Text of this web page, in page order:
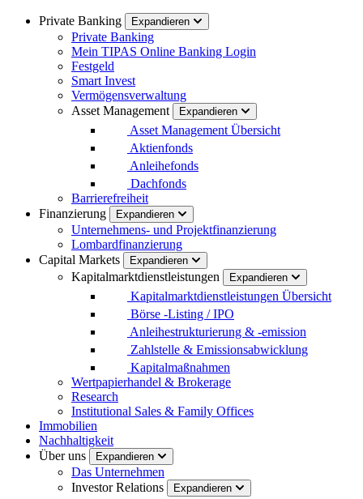
Private Banking Expandieren
Private Banking
Mein TIPAS Online Banking Login
Festgeld
Smart Invest
Vermögensverwaltung
Asset Management
Expandieren
Asset Management Übersicht
Aktienfonds
Anleihefonds
Dachfonds
Barrierefreiheit
Finanzierung
Expandieren
Unternehmens- und Projektfinanzierung
Lombardfinanzierung
Capital Markets
Expandieren
Kapitalmarktdienstleistungen Expandieren
Kapitalmarktdienstleistungen Übersicht
Börse -Listing / IPO
Anleihestrukturierung & -emission
Zahlstelle & Emissionsabwicklung
Kapitalmaßnahmen
Wertpapierhandel & Brokerage
Research
Institutional Sales & Family Offices
Immobilien
Nachhaltigkeit
Über uns
Expandieren
Das Unternehmen
Investor Relations
Expandieren